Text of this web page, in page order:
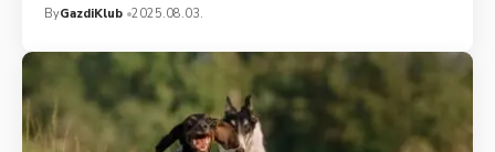
ByGazdiKlub 2025.08.03.